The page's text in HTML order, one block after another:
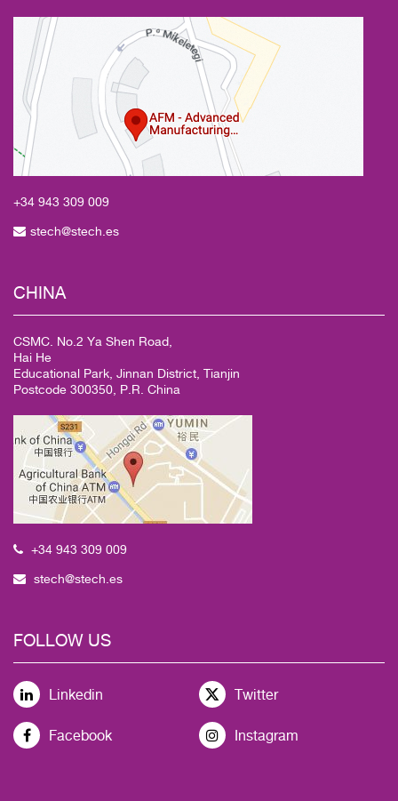
+34 943 309 009
stech@stech.es
CHINA
CSMC. No.2 Ya Shen Road,
Hai He
Educational Park, Jinnan District, Tianjin
Postcode 300350, P.R. China
+34 943 309 009
stech@stech.es
FOLLOW US
Linkedin Twitter
Facebook Instagram